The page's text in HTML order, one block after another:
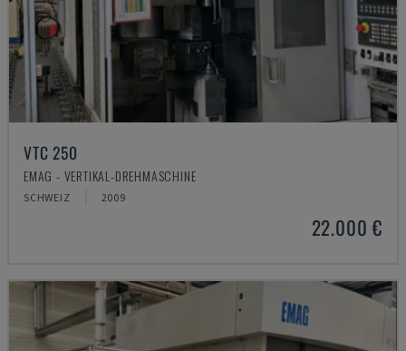
VTC 250
EMAG - VERTIKAL-DREHMASCHINE
SCHWEIZ 2009
22.000 €